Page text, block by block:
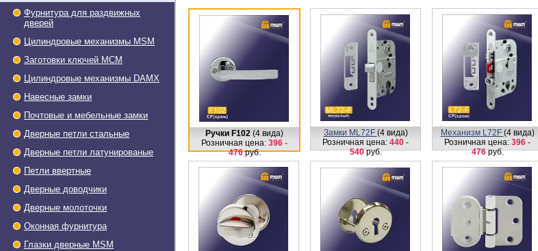
Фурнитура для раздвижных
дверей
Цилиндровые механизмы MSM
Заготовки ключей МСМ
Цилиндровые механизмы DAMX
Навесные замки
Почтовые и мебельные замки
Дверные петли стальные
Дверные петли латунированые
Петли ввертные
Дверные доводчики
Дверные молоточки
Оконная фурнитура
Глазки дверные МSМ
Ручки F102 (4 вида)
Розничная цена: 396 -
476руб.
Замки ML72F (4 вида)
Розничная цена: 440 -
540руб.
Механизм L72F (4 вида)
Розничная цена: 396 -
476руб.